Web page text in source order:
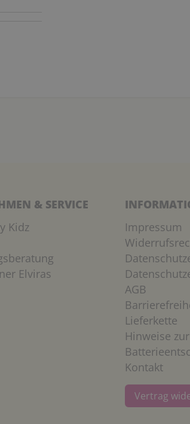
& SERVICE
Kidz
Elviras
Impressum
AGB
Lieferkette
Hinweise zur
Kontakt
Vertrag